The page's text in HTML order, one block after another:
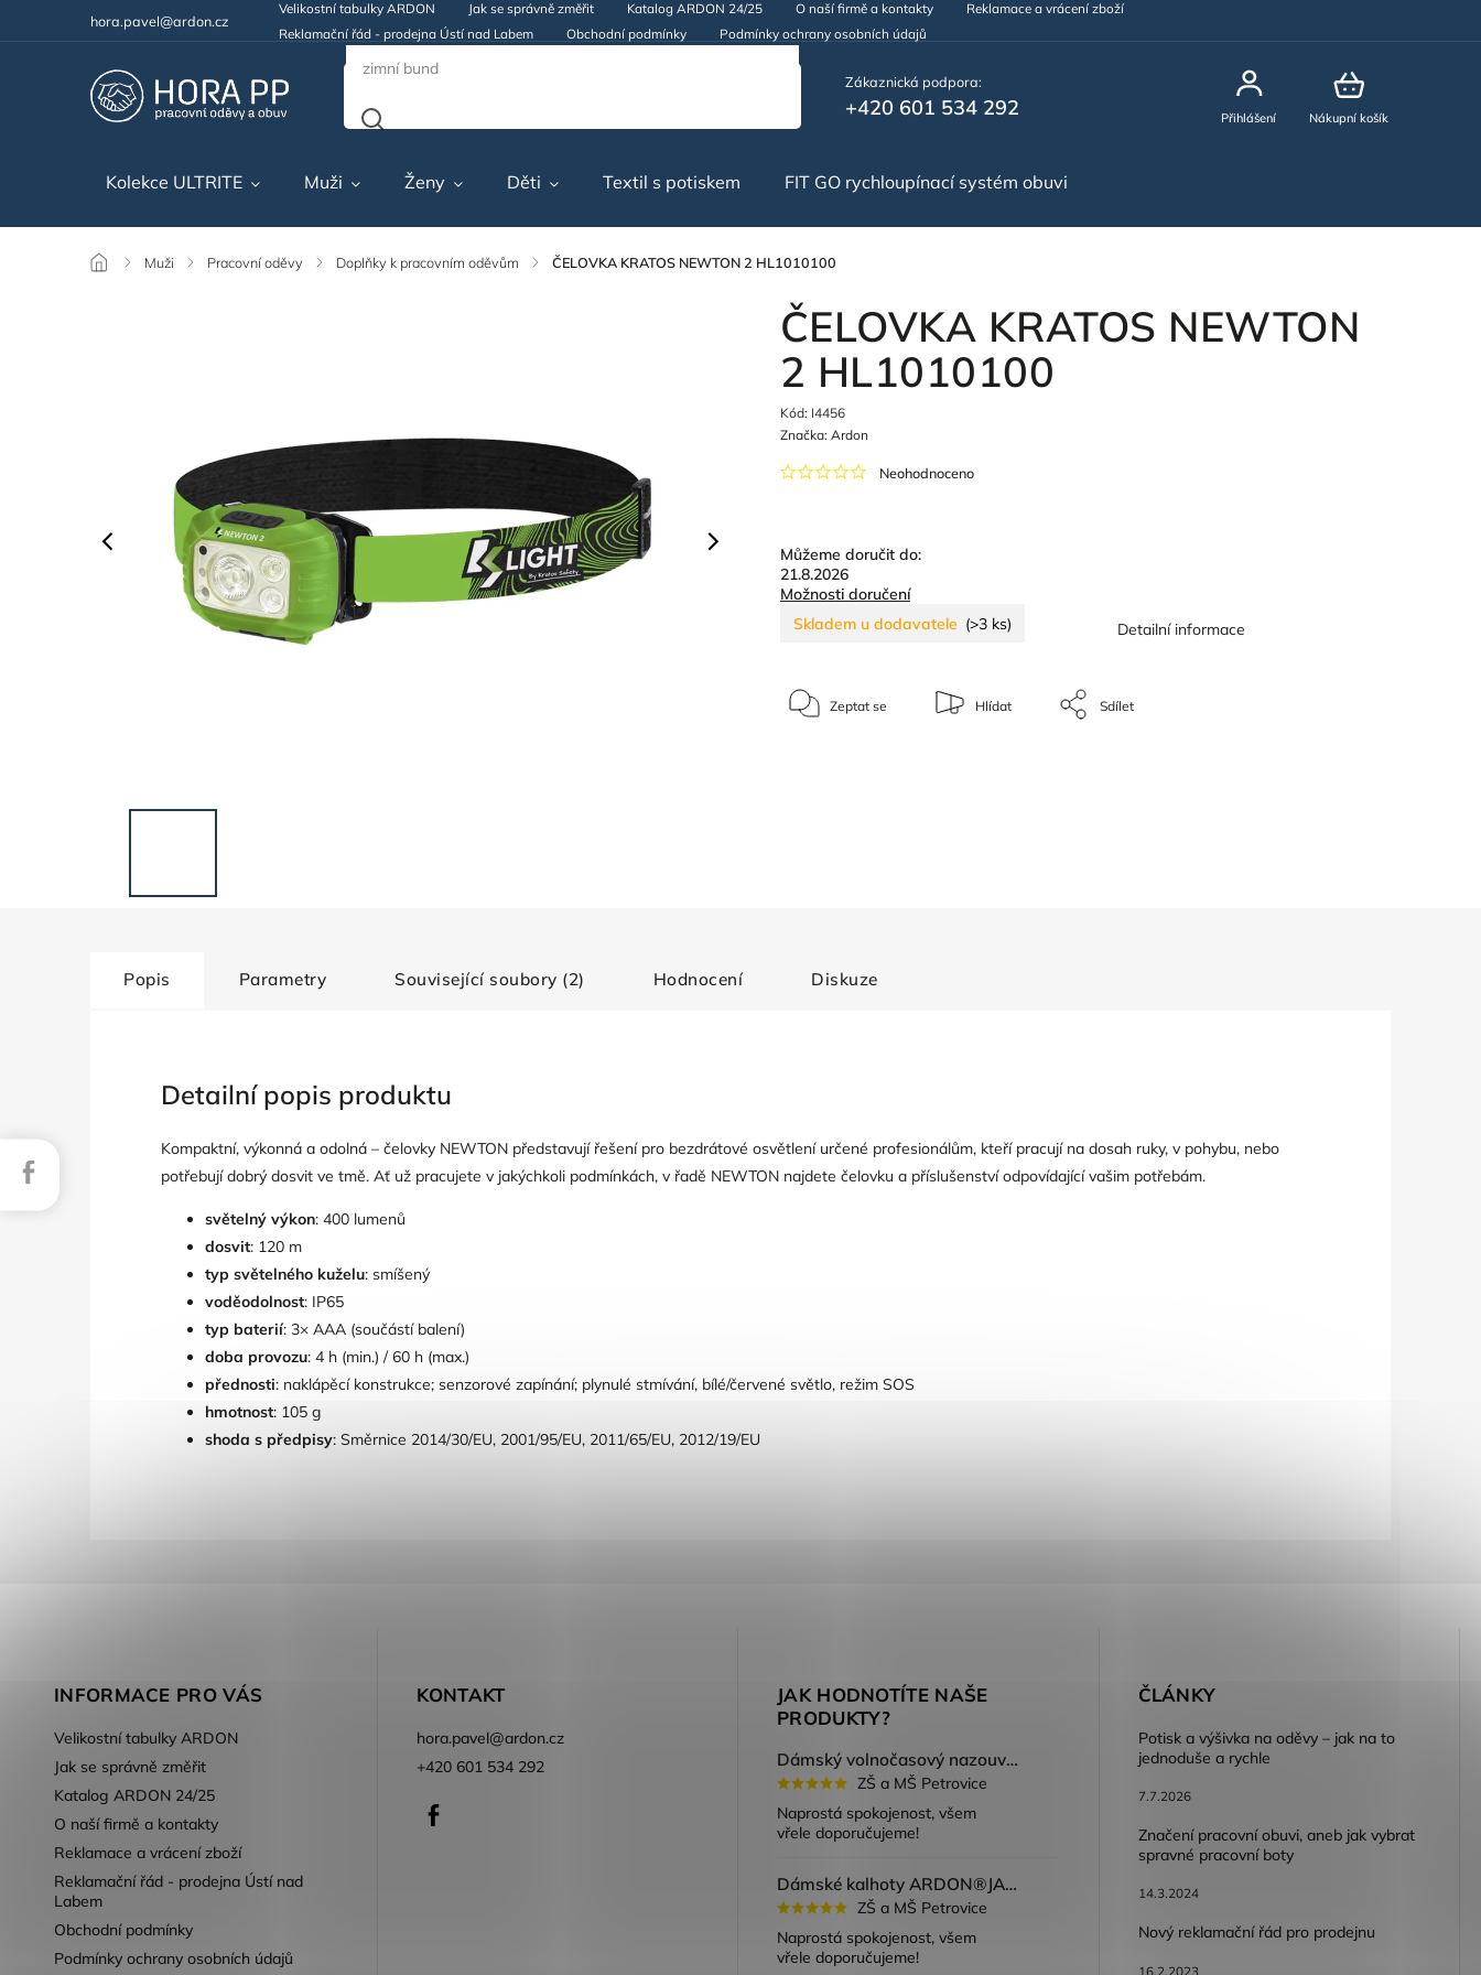
hora.pavel@ardon.cz
Velikostní tabulky ARDON Jak se správně změřit Katalog ARDON 24/25 O naší firmě a kontakty
Reklamace a vrácení zboží
Reklamační řád - prodejna Ústí nad Labem
Obchodní podmínky Podmínky ochrany osobních údajů
Zákaznická podpora:
+420 601 534 292 Nákupní košík
Přihlášení
Kolekce ULTRITE Muži Ženy Děti Textil s potiskem FIT GO rychloupínací systém obuvi
/ Muži / Pracovní oděvy / Doplňky k pracovním oděvům / ČELOVKA KRATOS NEWTON 2 HL1010100
ČELOVKA KRATOS NEWTON
2 HL1010100
Kód: I4456
Neohodnoceno
Značka: Ardon
Můžeme doručit do:
21.8.2026
Možnosti doručení
Skladem u dodavatele (>3 ks) Detailní informace
Zeptat se Hlídat Sdílet
Popis Parametry Související soubory (2) Hodnocení Diskuze
Detailní popis produktu
Kompaktní, výkonná a odolná – čelovky NEWTON představují řešení pro bezdrátové osvětlení určené profesionálům, kteří pracují na dosah ruky, v pohybu, nebo
potřebují dobrý dosvit ve tmě. Ať už pracujete v jakýchkoli podmínkách, v řadě NEWTON najdete čelovku a příslušenství odpovídající vašim potřebám.
světelný výkon: 400 lumenů
dosvit: 120 m
typ světelného kuželu: smíšený
voděodolnost: IP65
typ baterií: 3× AAA (součástí balení)
doba provozu: 4 h (min.) / 60 h (max.)
přednosti: naklápěcí konstrukce; senzorové zapínání; plynulé stmívání, bílé/červené světlo, režim SOS
hmotnost: 105 g
shoda s předpisy: Směrnice 2014/30/EU, 2001/95/EU, 2011/65/EU, 2012/19/EU
INFORMACE PRO VÁS
Velikostní tabulky ARDON
Jak se správně změřit
Katalog ARDON 24/25
O naší firmě a kontakty
Reklamace a vrácení zboží
Reklamační řád - prodejna Ústí nad
Labem
Obchodní podmínky
Podmínky ochrany osobních údajů
KONTAKT
hora.pavel@ardon.cz
+420 601 534 292
JAK HODNOTÍTE NAŠE
PRODUKTY?
Dámský volnočasový nazouvák ARDON®JUNO - růžová
ZŠ a MŠ Petrovice
Naprostá spokojenost, všem
vřele doporučujeme!
Dámské kalhoty ARDON®JASVENA šedá
ZŠ a MŠ Petrovice
Naprostá spokojenost, všem
vřele doporučujeme!
ČLÁNKY
Potisk a výšivka na oděvy – jak na to
jednoduše a rychle
7.7.2026
Značení pracovní obuvi, aneb jak vybrat
spravné pracovní boty
14.3.2024
Nový reklamační řád pro prodejnu
16.2.2023